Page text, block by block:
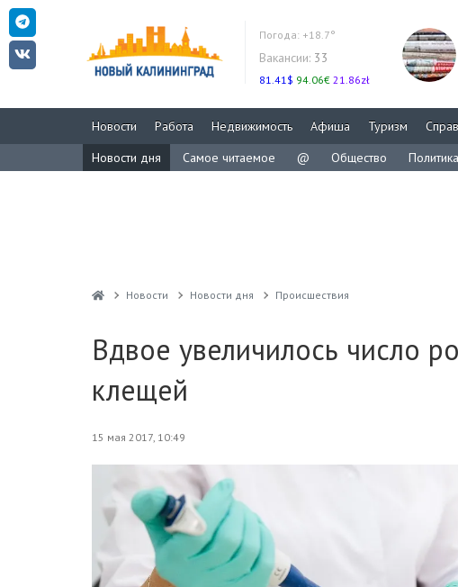
Погода: +18.7°
Вакансии: 33
81.41$ 94.06€ 21.86zł
Новости Работа Недвижимость Афиша Туризм
Новости дня
Самое читаемое @ Общество Политика
Новости Новости дня Проиcшествия
Вдвое увеличилось число
клещей
15 мая 2017, 10:49